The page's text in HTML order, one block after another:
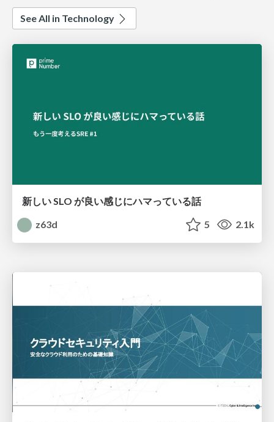
See All in Technology
新しい SLO が良い感じにハマっている話
z63d
5 2.1k